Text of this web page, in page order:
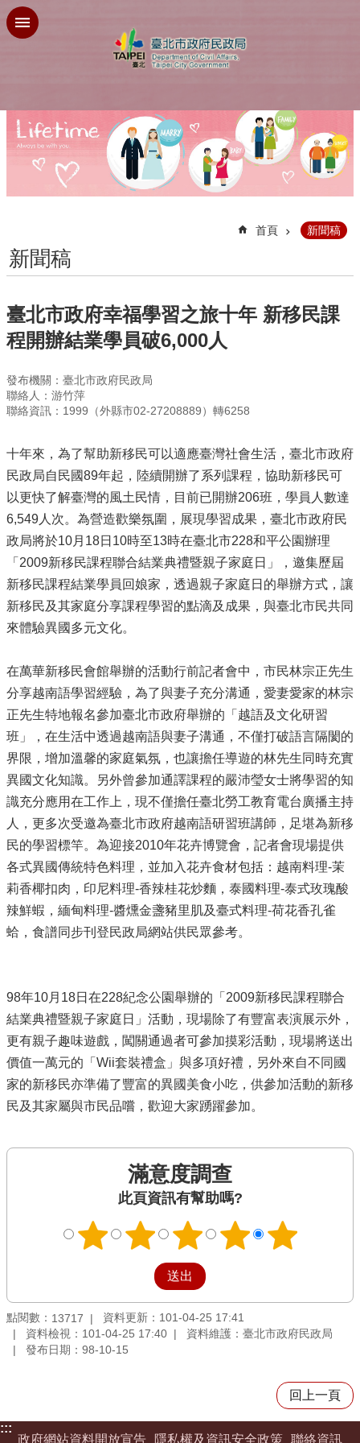
跳到主要內容區塊
首頁 新聞稿
新聞稿
臺北市政府幸福學習之旅十年 新移民課
程開辦結業學員破6,000人
發布機關：臺北市政府民政局
聯絡人：游竹萍
聯絡資訊：1999（外縣市02-27208889）轉6258
十年來，為了幫助新移民可以適應臺灣社會生活，臺北市政府
民政局自民國89年起，陸續開辦了系列課程，協助新移民可
以更快了解臺灣的風土民情，目前已開辦206班，學員人數達
6,549人次。為營造歡樂氛圍，展現學習成果，臺北市政府民
政局將於10月18日10時至13時在臺北市228和平公園辦理
「2009新移民課程聯合結業典禮暨親子家庭日」，邀集歷屆
新移民課程結業學員回娘家，透過親子家庭日的舉辦方式，讓
新移民及其家庭分享課程學習的點滴及成果，與臺北市民共同
來體驗異國多元文化。
在萬華新移民會館舉辦的活動行前記者會中，市民林宗正先生
分享越南語學習經驗，為了與妻子充分溝通，愛妻愛家的林宗
正先生特地報名參加臺北市政府舉辦的「越語及文化研習
班」，在生活中透過越南語與妻子溝通，不僅打破語言隔閡的
界限，增加溫馨的家庭氣氛，也讓擔任導遊的林先生同時充實
異國文化知識。另外曾參加通譯課程的嚴沛瑩女士將學習的知
識充分應用在工作上，現不僅擔任臺北勞工教育電台廣播主持
人，更多次受邀為臺北市政府越南語研習班講師，足堪為新移
民的學習標竿。為迎接2010年花卉博覽會，記者會現場提供
各式異國傳統特色料理，並加入花卉食材包括：越南料理-茉
莉香椰扣肉，印尼料理-香辣桂花炒麵，泰國料理-泰式玫瑰酸
辣鮮蝦，緬甸料理-醬燻金盞豬里肌及臺式料理-荷花香孔雀
蛤，食譜同步刊登民政局網站供民眾參考。
98年10月18日在228紀念公園舉辦的「2009新移民課程聯合
結業典禮暨親子家庭日」活動，現場除了有豐富表演展示外，
更有親子趣味遊戲，闖關通過者可參加摸彩活動，現場將送出
價值一萬元的「Wii套裝禮盒」與多項好禮，另外來自不同國
家的新移民亦準備了豐富的異國美食小吃，供參加活動的新移
民及其家屬與市民品嚐，歡迎大家踴躍參加。
滿意度調查
此頁資訊有幫助嗎?
點閱數： 13717
資料更新：101-04-25 17:41
資料檢視：101-04-25 17:40
資料維護：臺北市政府民政局
發布日期：98-10-15
回上一頁
:::
政府網站資料開放宣告
隱私權及資訊安全政策 聯絡資訊